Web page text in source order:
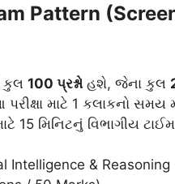
Pattern
કુલ 100 પ્રશ્નોહશે, જેના કુલ
માટે 1 કલાકનો સમય
15 મિનિટનું વિભાગીય
Intelligence & Reasoning